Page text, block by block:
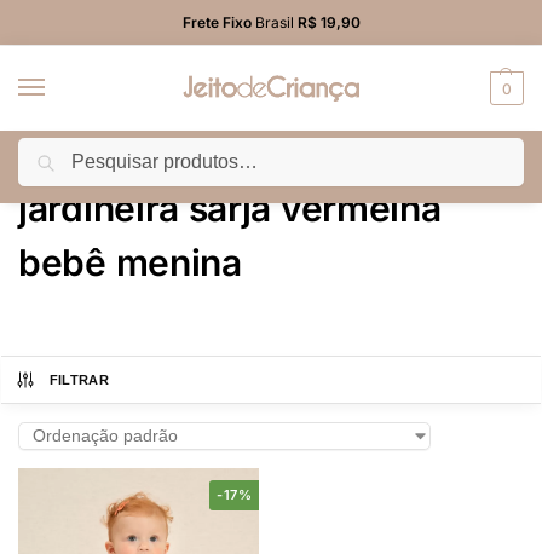
Frete FixoBrasil R$ 19,90
0
Início Produtos marcados com a tag “jardineira sarja vermelha bebê menina”
jardineira sarja vermelha
bebê menina
FILTRAR
-17%